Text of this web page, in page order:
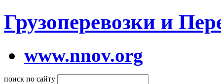
Грузоперевозки и
www.nnov.org
поиск по сайту